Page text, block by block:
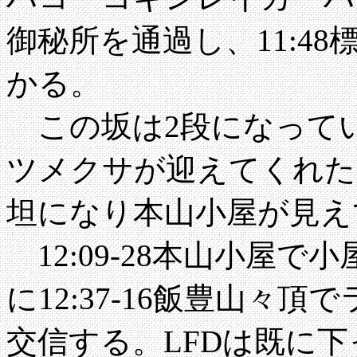
御秘所を通過し、11:48
かる。
この坂は2段になって
ツメクサが迎えてくれ
坦になり本山小屋が見
12:09-28本山小屋で小
に12:37-16飯豊山々頂
交信する。LFDは既に